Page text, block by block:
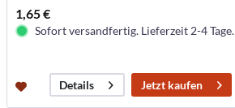
1,65 €
Sofort versandfertig. Lieferzeit 2-4 Tage.
Details Jetzt kaufen